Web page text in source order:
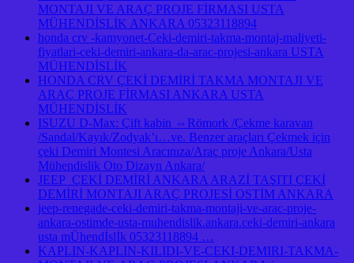
MONTAJI VE ARAÇ PROJE FİRMASI USTA
MÜHENDİSLİK ANKARA 05323118894
honda crv -kamyonet-Ceki-demiri-takma-montaj-maliyeti-
fiyatlari-ceki-demiri-ankara-da-arac-projesi-ankara USTA
MÜHENDİSLİK
HONDA CRV ÇEKİ DEMİRİ TAKMA MONTAJI VE
ARAÇ PROJE FİRMASI ANKARA USTA
MÜHENDİSLİK
ISUZU D-Max: Çift kabin ⇔Römork /Çekme karavan
/Sandal/Kayık/Zodyak’ı…ve. Benzer araçları Çekmek için
çeki Demiri Montesi Aracınıza/Araç proje Ankara/Usta
Mühendislik Oto Dizayn Ankara/
JEEP ÇEKİ DEMİRİ ANKARA ARAZİ TAŞITI ÇEKİ
DEMİRİ MONTAJI ARAÇ PROJESİ OSTİM ANKARA
jeep-renegade-ceki-demiri-takma-montaji-ve-arac-proje-
ankara-ostimde-usta-muhendislik.ankara.ceki-demiri-ankara
usta mÜhendİslİk 05323118894 …
KAPLIN-KAPLIN-KILIDI-VE-CEKI-DEMIRI-TAKMA-